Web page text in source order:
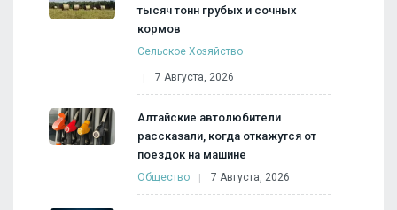
тысяч тонн грубых и сочных
кормов
Сельское Хозяйство
7 Августа, 2026
Алтайские автолюбители
рассказали, когда откажутся от
поездок на машине
Общество 7 Августа, 2026